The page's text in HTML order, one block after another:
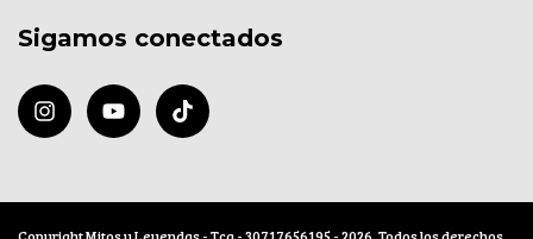
Sigamos conectados
Copyright Mitos y Leyendas - Tcg - 30717656195 - 2026. Todos los derechos